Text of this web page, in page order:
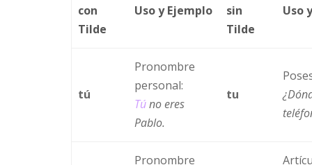
con
Tilde
Uso y Ejemplo
sin
Tilde
Uso
tú
Pronombre
personal:
Túno eres
Pablo.
tu
Pronombre